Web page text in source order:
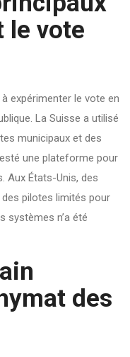
le vote
à expérimenter le vote en
La Suisse a utilisé
municipaux et des
une plateforme pour
Aux États-Unis, des
pilotes limités pour
systèmes n’a été
des